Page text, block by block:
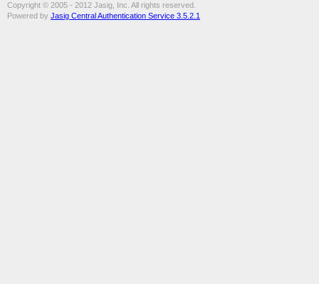
Copyright © 2005 - 2012 Jasig, Inc. All rights reserved.
Powered by Jasig Central Authentication Service 3.5.2.1